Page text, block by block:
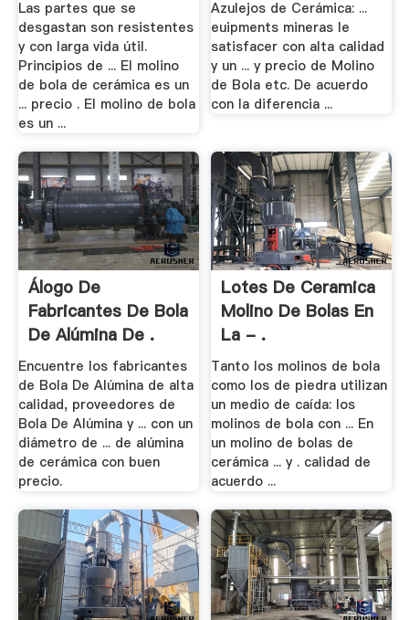
Las partes que se
desgastan son resistentes
y con larga vida útil.
Principios de ... El molino
de bola de cerámica es un
... precio . El molino de bola
es un ...
Azulejos de Cerámica: ...
euipments mineras le
satisfacer con alta calidad
y un ... y precio de Molino
de Bola etc. De acuerdo
con la diferencia ...
Álogo De
Fabricantes De Bola
De Alúmina De .
Encuentre los fabricantes
de Bola De Alúmina de alta
calidad, proveedores de
Bola De Alúmina y ... con un
diámetro de ... de alúmina
de cerámica con buen
precio.
Lotes De Ceramica
Molino De Bolas En
La - .
Tanto los molinos de bola
como los de piedra utilizan
un medio de caída: los
molinos de bola con ... En
un molino de bolas de
cerámica ... y . calidad de
acuerdo ...